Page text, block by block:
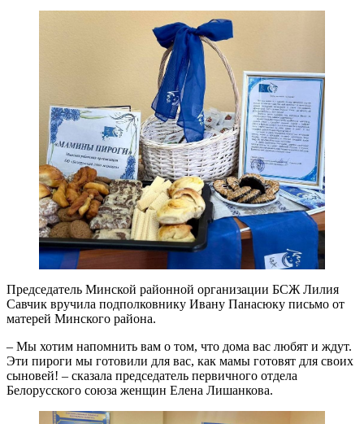
Председатель Минской районной организации БСЖ Лилия
Савчик вручила подполковнику Ивану Панасюку письмо от
матерей Минского района.
– Мы хотим напомнить вам о том, что дома вас любят и ждут.
Эти пироги мы готовили для вас, как мамы готовят для своих
сыновей! – сказала председатель первичного отдела
Белорусского союза женщин Елена Лишанкова.